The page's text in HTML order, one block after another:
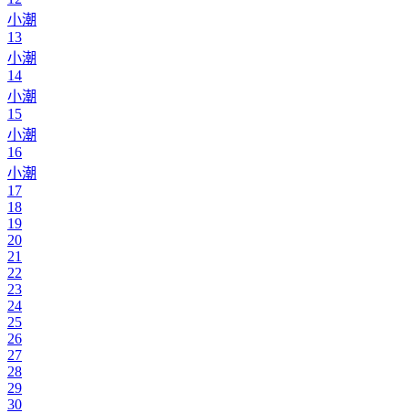
小潮
13
小潮
14
小潮
15
小潮
16
小潮
17
18
19
20
21
22
23
24
25
26
27
28
29
30